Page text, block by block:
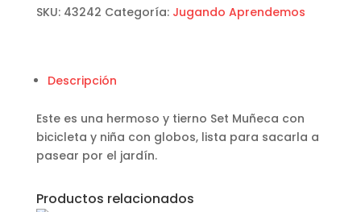
SKU: 43242 Categoría: Jugando Aprendemos
Descripción
Este es una hermoso y tierno Set Muñeca con
bicicleta y niña con globos, lista para sacarla a
pasear por el jardín.
Productos relacionados